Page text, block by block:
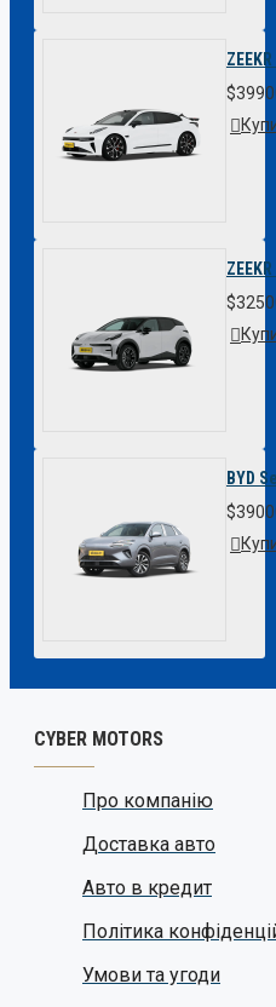
ZEEKR
ZEEKR
BYD
CYBER MOTORS
Про компанію
Доставка авто
Авто в кредит
Політика
Умови та угоди